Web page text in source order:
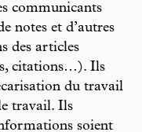
communicants
notes et d’autres
des articles
citations…). Ils
du travail
travail. Ils
soient